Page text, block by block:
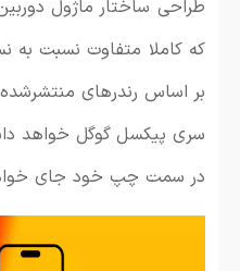
طراحی ساختار ماژول
که کاملا متفاوت نسبت
بر اساس رندرهای
سری پیکسل گوگل خواهد
در سمت چپ خود جای